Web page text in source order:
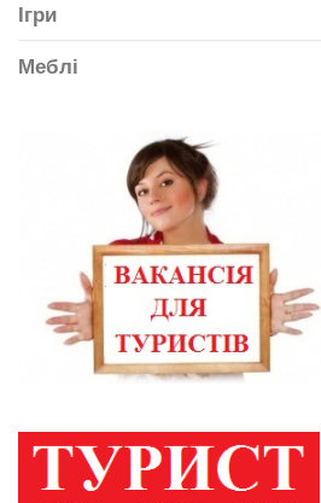
Ігри
Меблі